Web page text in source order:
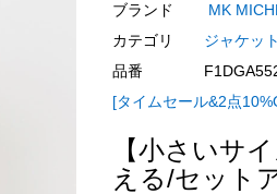
ブランド
MK
カテゴリ
ジャケッ
品番
[タイムセール&2点
【小さいサ
える/セット